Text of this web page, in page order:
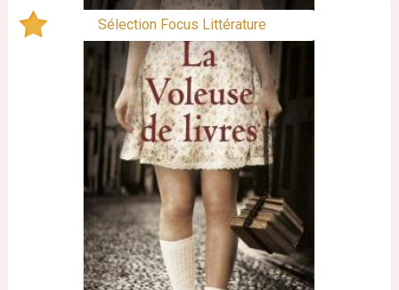
Sélection Focus Littérature